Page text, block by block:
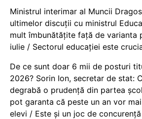
Ministrul interimar al Muncii
ultimelor discuții cu ministrul
mult îmbunătățite față de varianta
iulie / Sectorul educației este
De ce sunt doar 6 mii de posturi
2026? Sorin Ion, secretar de stat:
degrabă o prudență din partea
pot garanta că peste un an vor
elevi / Este și un joc de concurență